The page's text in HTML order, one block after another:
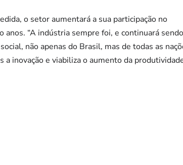
o setor aumentará a sua participação no
“A indústria sempre foi, e continuará
não apenas do Brasil, mas de todas as
inovação e viabiliza o aumento da